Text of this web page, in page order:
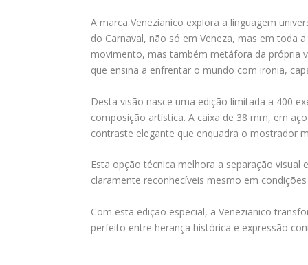
A marca Venezianico explora a linguagem
do Carnaval, não só em Veneza, mas em toda
movimento, mas também metáfora da própria
que ensina a enfrentar o mundo com ironia,
Desta visão nasce uma edição limitada a 400
composição artística. A caixa de 38 mm, em
contraste elegante que enquadra o mostrador
Esta opção técnica melhora a separação
claramente reconhecíveis mesmo em
Com esta edição especial, a Venezianico
perfeito entre herança histórica e expressão